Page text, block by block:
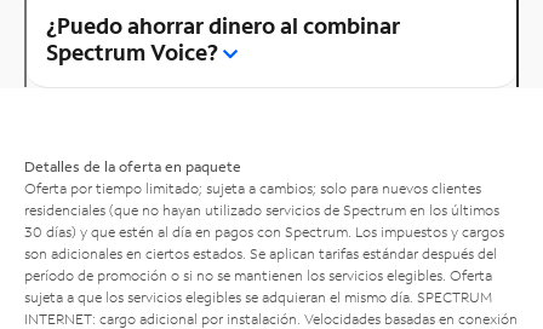
¿Puedo ahorrar dinero al combinar
Spectrum Voice?
Detalles de la oferta en paquete
Oferta por tiempo limitado; sujeta a cambios; solo para nuevos clientes
residenciales (que no hayan utilizado servicios de Spectrum en los últimos
30 días) y que estén al día en pagos con Spectrum. Los impuestos y cargos
son adicionales en ciertos estados. Se aplican tarifas estándar después del
período de promoción o si no se mantienen los servicios elegibles. Oferta
sujeta a que los servicios elegibles se adquieran el mismo día. SPECTRUM
INTERNET: cargo adicional por instalación. Velocidades basadas en conexión